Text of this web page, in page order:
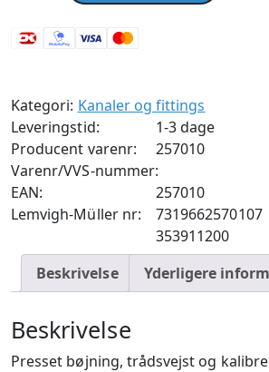
BU
antal
Kategori: Kanaler og fittings
Leveringstid:
1-3 dage
Producent varenr:
257010
Varenr/VVS-nummer:
257010
EAN:
7319662570107
Lemvigh-Müller nr:
353911200
Beskrivelse
Yderligere
Beskrivelse
Presset bøjning, trådsvejst og